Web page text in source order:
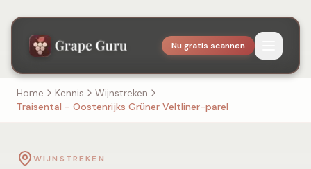
Nu gratis scannen
Home Kennis
Wijnstreken
Traisental - Oostenrijks Grüner Veltliner-parel
WIJNSTREKEN